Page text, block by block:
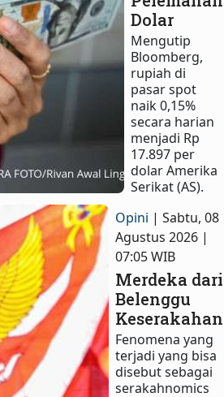
Dolar
Mengutip
Bloomberg,
rupiah di
pasar spot
naik 0,15%
secara harian
menjadi Rp
17.897 per
dolar Amerika
Serikat (AS).
Opini | Sabtu, 08
Agustus 2026 |
07:05 WIB
Merdeka dari
Belenggu
Keserakahan
Fenomena yang
terjadi yang bisa
disebut sebagai
serakahnomics